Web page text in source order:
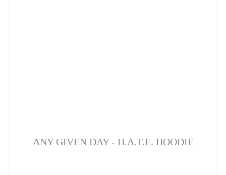
ANY GIVEN DAY - H.A.T.E. HOODIE